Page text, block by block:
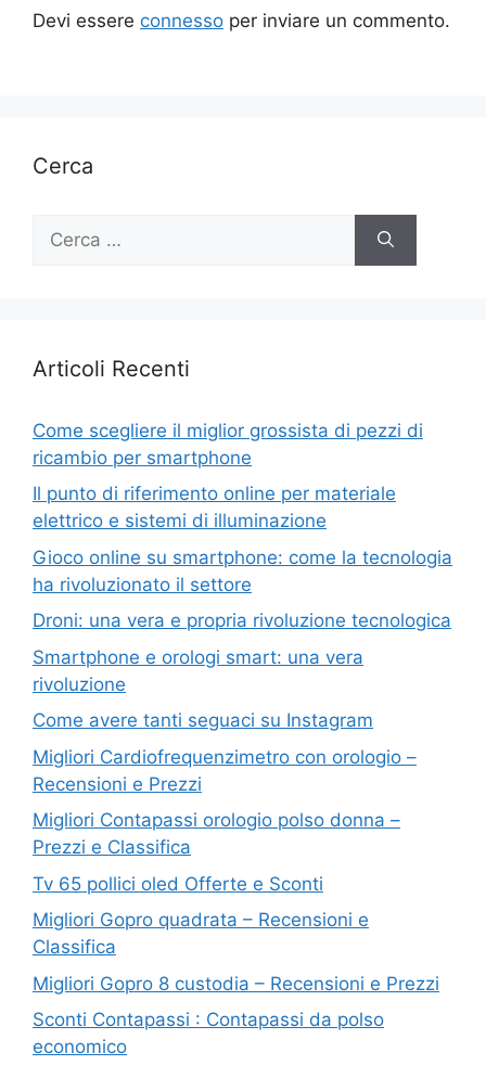
Devi essere connesso per inviare un commento.
Cerca
per:
Articoli Recenti
Come scegliere il miglior grossista di pezzi di
ricambio per smartphone
Il punto di riferimento online per materiale
elettrico e sistemi di illuminazione
Gioco online su smartphone: come la tecnologia
ha rivoluzionato il settore
Droni: una vera e propria rivoluzione tecnologica
Smartphone e orologi smart: una vera
rivoluzione
Come avere tanti seguaci su Instagram
Migliori Cardiofrequenzimetro con orologio –
Recensioni e Prezzi
Migliori Contapassi orologio polso donna –
Prezzi e Classifica
Tv 65 pollici oled Offerte e Sconti
Migliori Gopro quadrata – Recensioni e
Classifica
Migliori Gopro 8 custodia – Recensioni e Prezzi
Sconti Contapassi : Contapassi da polso
economico